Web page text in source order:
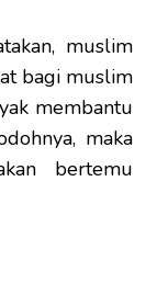
muslim
bagi muslim
membantu
maka
bertemu